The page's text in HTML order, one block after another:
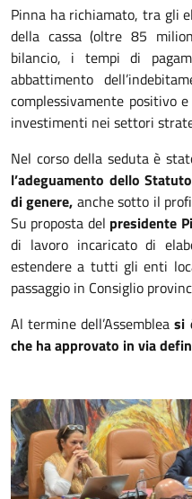
Pinna ha richiamato, tra gli
della cassa (oltre 85
bilancio, i tempi di
abbattimento
complessivamente positivo
investimenti nei settori
Nel corso della seduta è
l’adeguamento dello
di genere, anche sotto il
Su proposta del presidente
di lavoro incaricato di
estendere a tutti gli enti
passaggio in Consiglio
Al termine dell’Assembleasi
che ha approvato in via